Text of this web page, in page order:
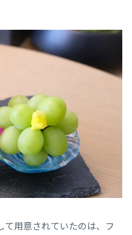
て用意されていたのは、フ